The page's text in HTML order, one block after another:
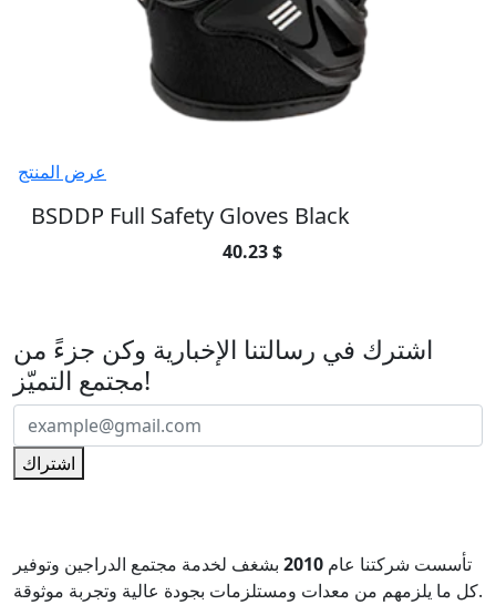
عرض المنتج
BSDDP Full Safety Gloves Black
40.23 $
اشترك في رسالتنا الإخبارية وكن جزءً من
مجتمع التميّز!
اشتراك
تأسست شركتنا عام 2010 بشغف لخدمة مجتمع الدراجين وتوفير
كل ما يلزمهم من معدات ومستلزمات بجودة عالية وتجربة موثوقة.